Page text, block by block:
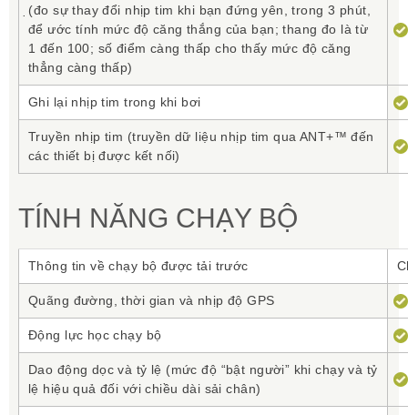
̣(đo sự thay đổi nhịp tim khi bạn đứng yên, trong 3 phút,
để ước tính mức độ căng thắng của bạn; thang đo là từ
1 đến 100; số điểm càng thấp cho thấy mức độ căng
thẳng càng thấp)
Ghi lại nhịp tim trong khi bơi
Truyền nhịp tim (truyền dữ liệu nhịp tim qua ANT+™ đến
các thiết bị được kết nối)
TÍNH NĂNG CHẠY BỘ
Thông tin về chạy bộ được tải trước
Quãng đường, thời gian và nhịp độ GPS
Động lực học chạy bộ
Dao động dọc và tỷ lệ (mức độ “bật người” khi chạy và tỷ
lệ hiệu quả đối với chiều dài sải chân)